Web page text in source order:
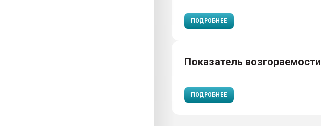
ПОДРОБНЕЕ
Показатель возгораемости
ПОДРОБНЕЕ